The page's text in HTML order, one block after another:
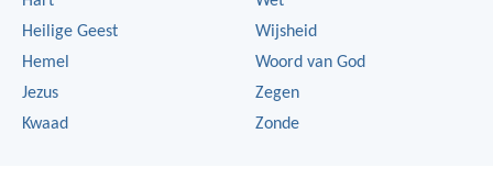
Heilige Geest
Hemel
Jezus
Kwaad
Wijsheid
Woord van God
Zegen
Zonde